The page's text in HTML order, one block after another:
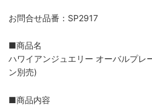
お問合せ品番：SP2917
■商品名
ハワイアンジュエリー オーバルプレ
ン別売)
■商品内容